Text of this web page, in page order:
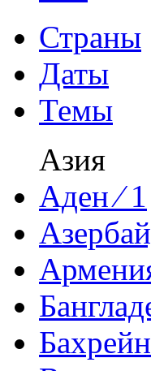
Страны
Даты
Темы
Азия
Аден ⁄ 1